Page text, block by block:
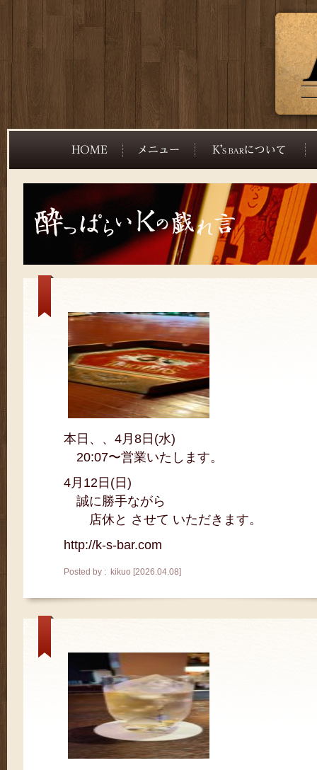
本日、、4月8日(水)
20:07〜営業いたします。
4月12日(日)
誠に勝手ながら
店休と させて いただきます。
http://k-s-bar.com
Posted by : kikuo [2026.04.08]